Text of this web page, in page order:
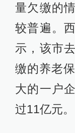
量欠缴的
较普遍。
示，该市
缴的养老
大的一户
过11亿元。